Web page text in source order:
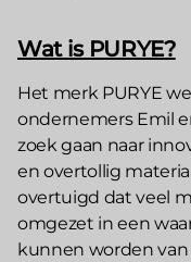
Wat is PURYE?
Het merk PURYE
ondernemers Emil
zoek gaan naar
en overtollig
overtuigd dat veel
omgezet in een
kunnen worden